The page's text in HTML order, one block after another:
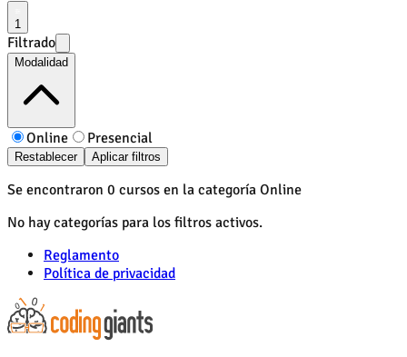
1
Filtrado
Modalidad
Online Presencial
Restablecer Aplicar filtros
Se encontraron 0 cursos en la categoría Online
No hay categorías para los filtros activos.
Reglamento
Política de privacidad